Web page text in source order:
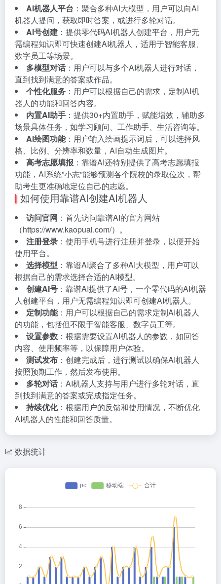
AI机器人平台 ：聚合多种AI大模型，用户可以向AI
机器人提问，获取即时答案，或进行多轮对话。
AI号创建 ：提供零代码AI机器人创建平台，用户无
需编程知识即可快速创建AI机器人，适用于智能客服、
数字员工等场景。
多模型对话 ：用户可以与多个AI机器人进行对话，
直到找到满意的答案或作品。
个性化服务 ：用户可以根据自己的需求，定制AI机
器人的功能和回答内容。
内置AI助手 ：提供30+内置助手，赋能增效，辅助多
场景具体任务，如学习顾问、工作助手、生活咨询等。
AI绘图功能：用户输入绘画提示词后，可以选择风
格、比例、分辨率和数量，AI自动生成图片。
高考志愿填报 ：靠谱AI还特别提供了高考志愿填报
功能，AI系统”小志”能够预测各个院校的录取位次，帮
助考生更准确地定位自己的志愿。
如何使用靠谱AI创建AI机器人
访问官网 ：首先访问靠谱AI的官方网站
（https://www.kaopuai.com/）。
注册登录 ：使用手机号进行注册并登录，以便开始
使用平台。
选择模型 ：靠谱AI聚合了多种AI大模型，用户可以
根据自己的需求选择合适的AI模型。
创建AI号 ：靠谱AI提供了AI号，一个零代码的AI机器
人创建平台，用户无需编程知识即可创建AI机器人。
定制功能：用户可以根据自己的需求定制AI机器人
的功能，包括但不限于智能客服、数字员工等。
设置参数 ：根据需要设置AI机器人的参数，如回答
内容、使用频率等，以保障用户体验。
测试发布 ：创建完成后，进行测试以确保AI机器人
按照预期工作，然后发布使用。
多轮对话 ：AI机器人支持与用户进行多轮对话，直
到找到满意的答案或完成指定任务。
持续优化：根据用户的反馈和使用情况，不断优化
AI机器人的性能和回答质量。
数据统计